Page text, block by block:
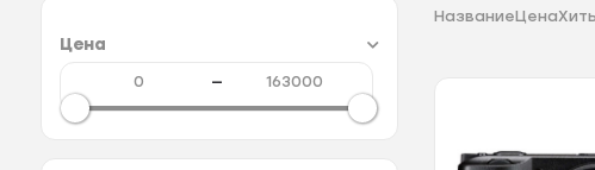
Цена
—
НазваниеЦена